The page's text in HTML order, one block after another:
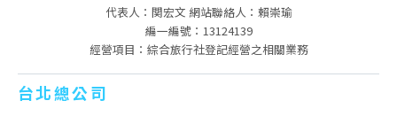
代表人：関宏文 網站聯絡人：賴崇瑜
編一編號：13124139
經營項目：綜合旅行社登記經營之相關業務
台北總公司